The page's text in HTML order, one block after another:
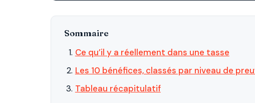
Sommaire
Ce qu’il y a réellement dans une tasse
Les 10 bénéfices, classés par niveau de
Tableau récapitulatif